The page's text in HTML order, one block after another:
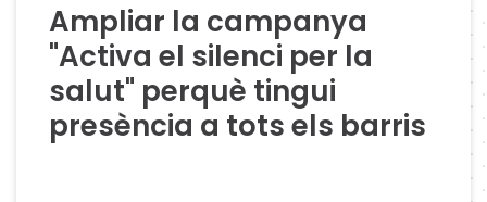
Ampliar la campanya
"Activa el silenci per la
salut" perquè tingui
presència a tots els barris